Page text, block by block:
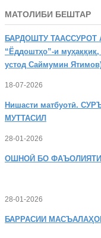
МАТОЛИБИ БЕШТАР
БАРДОШТУ ТААССУРОТ
“Ёддоштҳо”-и
устод Саймумин
18-07-2026
Нишасти матбуотӣ.
МУТТАСИЛ
28-01-2026
ОШНОӢ БО
28-01-2026
БАРРАСИИ